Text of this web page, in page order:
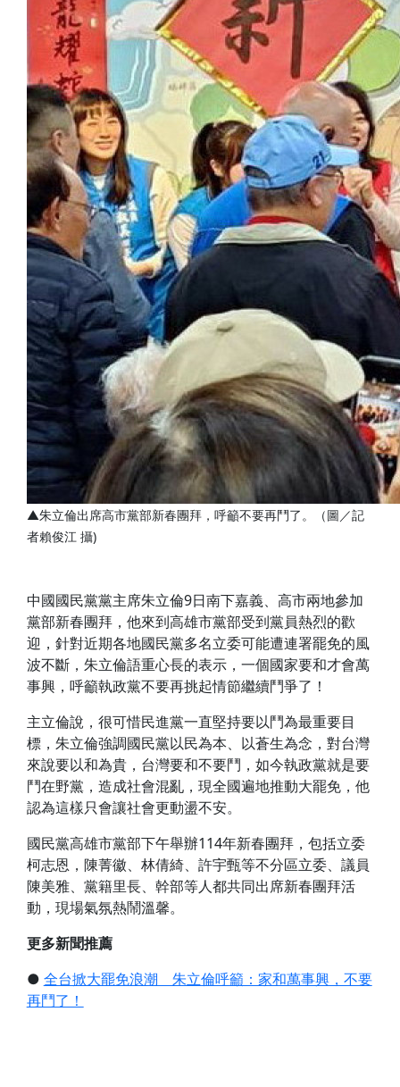
▲朱立倫出席高市黨部新春團拜，呼籲不要再鬥了。（圖／記
者賴俊江 攝)
中國國民黨黨主席朱立倫9日南下嘉義、高市兩地參加
黨部新春團拜，他來到高雄市黨部受到黨員熱烈的歡
迎，針對近期各地國民黨多名立委可能遭連署罷免的風
波不斷，朱立倫語重心長的表示，一個國家要和才會萬
事興，呼籲執政黨不要再挑起情節繼續鬥爭了！
主立倫說，很可惜民進黨一直堅持要以鬥為最重要目
標，朱立倫強調國民黨以民為本、以蒼生為念，對台灣
來說要以和為貴，台灣要和不要鬥，如今執政黨就是要
鬥在野黨，造成社會混亂，現全國遍地推動大罷免，他
認為這樣只會讓社會更動盪不安。
國民黨高雄市黨部下午舉辦114年新春團拜，包括立委
柯志恩，陳菁徽、林倩綺、許宇甄等不分區立委、議員
陳美雅、黨籍里長、幹部等人都共同出席新春團拜活
動，現場氣氛熱鬧溫馨。
更多新聞推薦
● 全台掀大罷免浪潮 朱立倫呼籲：家和萬事興，不要
再鬥了！